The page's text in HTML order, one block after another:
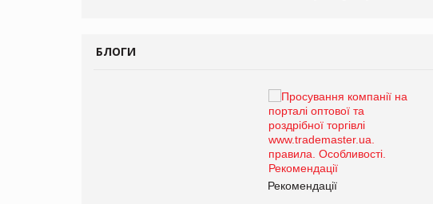
БЛОГИ
Рекомендації